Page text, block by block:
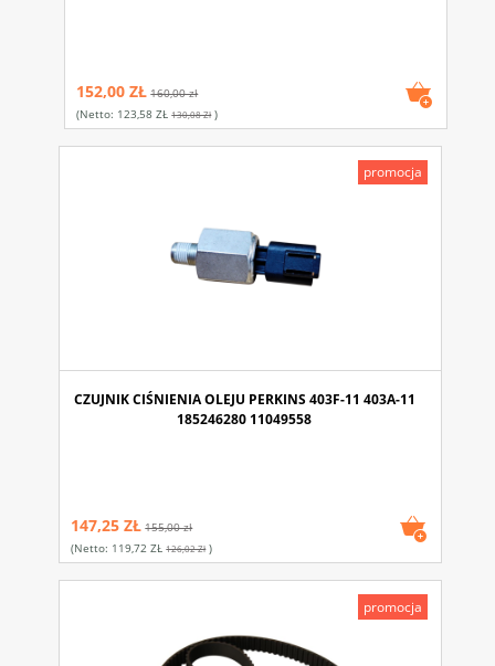
152,00 ZŁ 160,00 zł
(netto: 123,58 ZŁ 130,08 Zł)
CZUJNIK CIŚNIENIA OLEJU PERKINS 403F-11 403A-11
185246280 11049558
147,25 ZŁ 155,00 zł
(netto: 119,72 ZŁ 126,02 Zł)
promocja
promocja